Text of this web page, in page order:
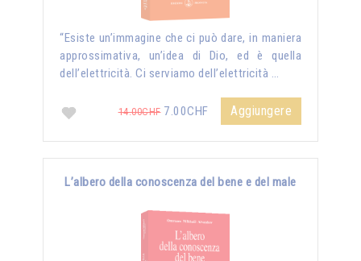
“Esiste un’immagine che ci può dare, in maniera
approssimativa, un’idea di Dio, ed è quella
dell’elettricità. Ci serviamo dell’elettricità …
14.00CHF7.00CHF Aggiungere
L’albero della conoscenza del bene e del male